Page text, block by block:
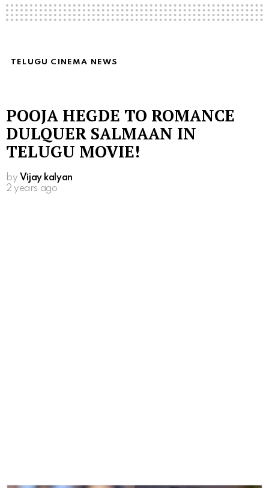
TELUGU CINEMA NEWS
POOJA HEGDE TO ROMANCE
DULQUER SALMAAN IN
TELUGU MOVIE!
by Vijay kalyan
2 years ago